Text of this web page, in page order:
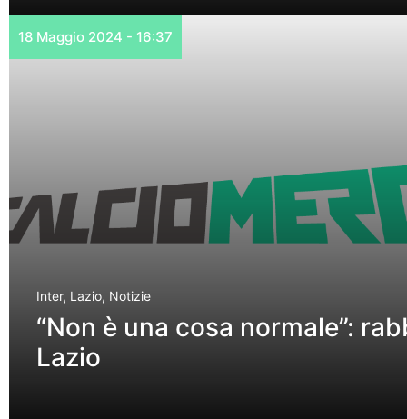
18 Maggio 2024 - 16:37
Inter, Lazio, Notizie
“Non è una cosa normale”:
Lazio